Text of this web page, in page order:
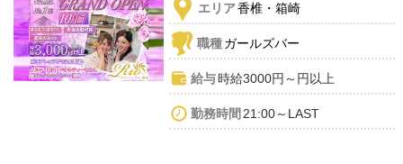
エリア香椎・箱崎
職種ガールズバー
給与時給3000円～円以上
勤務時間 21:00～LAST